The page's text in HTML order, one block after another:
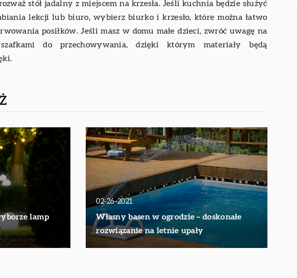
stół jadalny z miejscem na krzesła. Jeśli kuchnia będzie służyć
lekcji lub biuro, wybierz biurko i krzesło, które można łatwo
posiłków. Jeśli masz w domu małe dzieci, zwróć uwagę na
do przechowywania, dzięki którym materiały będą
lamp
02-26-2021
Własny basen w ogrodzie – doskonałe
rozwiązanie na letnie upały